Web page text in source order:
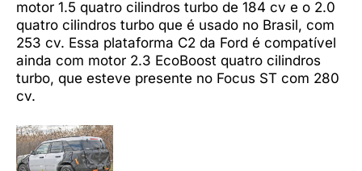
motor 1.5 quatro cilindros turbo de 184 cv e o 2.0
quatro cilindros turbo que é usado no Brasil, com
253 cv. Essa plataforma C2 da Ford é compatível
ainda com motor 2.3 EcoBoost quatro cilindros
turbo, que esteve presente no Focus ST com 280
cv.